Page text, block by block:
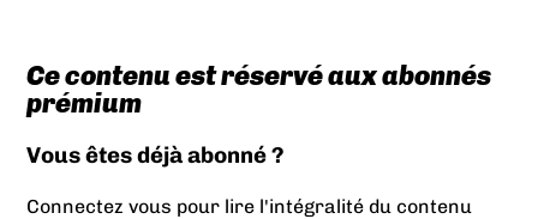
Ce contenu est réservé aux abonnés
prémium
Vous êtes déjà abonné ?
Connectez vous pour lire l'intégralité du contenu